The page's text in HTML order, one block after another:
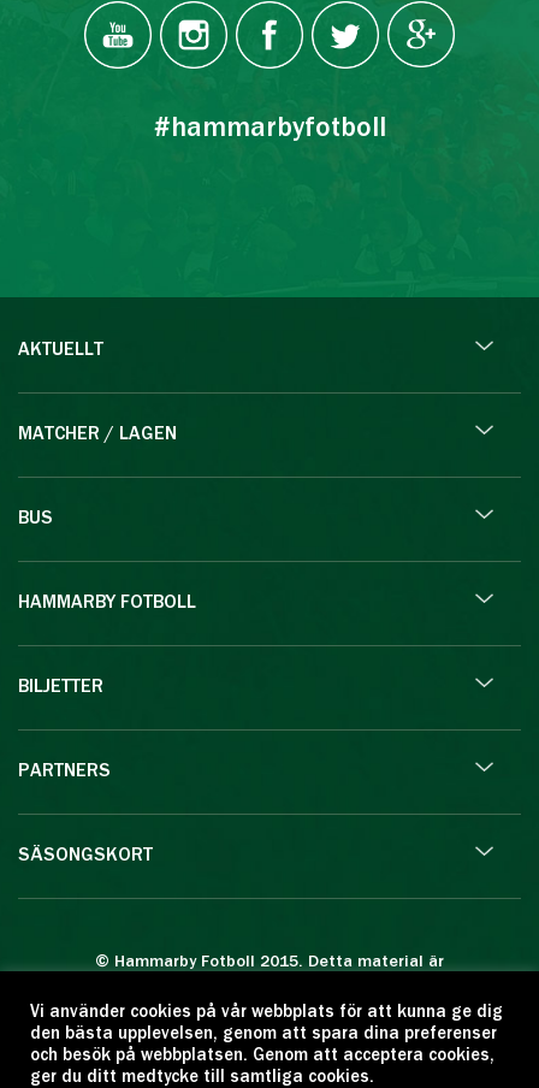
#hammarbyfotboll
AKTUELLT
MATCHER / LAGEN
BUS
HAMMARBY FOTBOLL
BILJETTER
PARTNERS
SÄSONGSKORT
© Hammarby Fotboll 2015. Detta material är
Eftertryck eller annan kopiering är förbjuden.
Citera oss gärna men ange källan:
www.hammarbyfotboll.se. Ansvarig utgivare:
Vi använder cookies på vår webbplats för att kunna ge dig
den bästa upplevelsen, genom att spara dina preferenser
och besök på webbplatsen. Genom att acceptera cookies,
ger du ditt medtycke till samtliga cookies.